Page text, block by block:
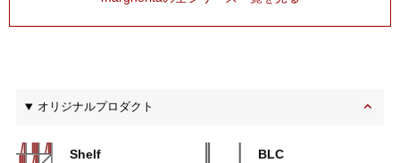
オリジナルプロダクト
Shelf BLC